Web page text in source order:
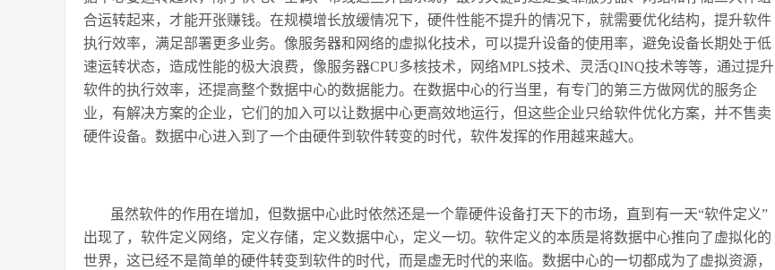
合运转起来，才能开张赚钱。在规模增长放缓情况下，硬件性能不提升的情况下，就需要优化结构，提升软件
执行效率，满足部署更多业务。像服务器和网络的虚拟化技术，可以提升设备的使用率，避免设备长期处于低
速运转状态，造成性能的极大浪费，像服务器CPU多核技术，网络MPLS技术、灵活QINQ技术等等，通过提升
软件的执行效率，还提高整个数据中心的数据能力。在数据中心的行当里，有专门的第三方做网优的服务企
业，有解决方案的企业，它们的加入可以让数据中心更高效地运行，但这些企业只给软件优化方案，并不售卖
硬件设备。数据中心进入到了一个由硬件到软件转变的时代，软件发挥的作用越来越大。
虽然软件的作用在增加，但数据中心此时依然还是一个靠硬件设备打天下的市场，直到有一天“软件定义”
出现了，软件定义网络，定义存储，定义数据中心，定义一切。软件定义的本质是将数据中心推向了虚拟化的
世界，这已经不是简单的硬件转变到软件的时代，而是虚无时代的来临。数据中心的一切都成为了虚拟资源，